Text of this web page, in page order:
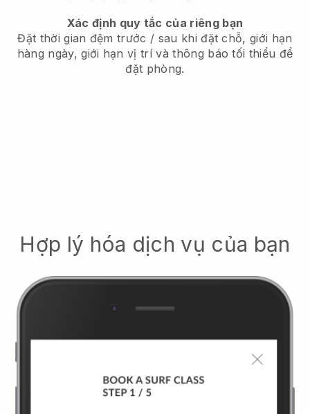
Xác định quy tắc của riêng bạn
Đặt thời gian đệm trước / sau khi đặt chỗ, giới hạn
hàng ngày, giới hạn vị trí và thông báo tối thiểu để
đặt phòng.
Hợp lý hóa dịch vụ của bạn